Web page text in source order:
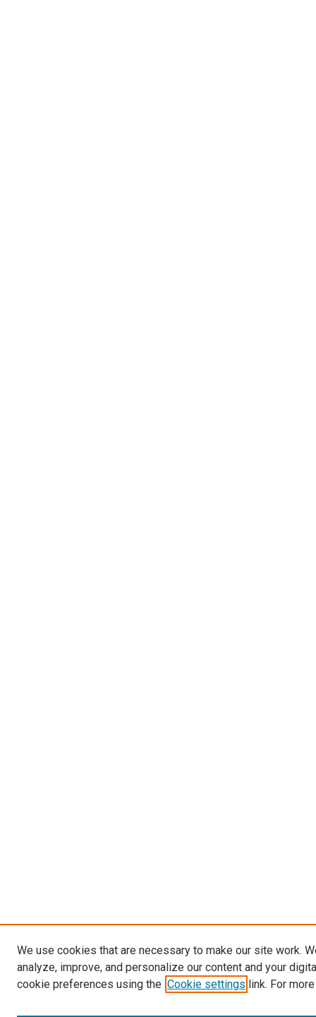
We use cookies that are necessary to make our site work.
analyze, improve, and personalize our content and your
cookie preferences using the Cookie settings link. For